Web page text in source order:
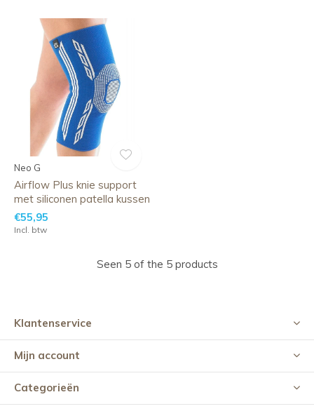
Neo G
Airflow Plus knie support
met siliconen patella kussen
€55,95
Incl. btw
Seen 5 of the 5 products
Klantenservice
Mijn account
Categorieën